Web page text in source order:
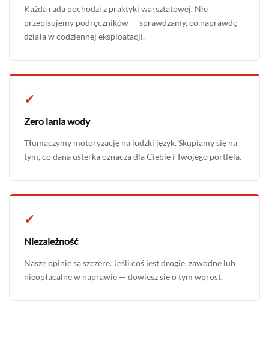
Każda rada pochodzi z praktyki warsztatowej. Nie
przepisujemy podręczników — sprawdzamy, co naprawdę
działa w codziennej eksploatacji.
✓
Zero lania wody
Tłumaczymy motoryzację na ludzki język. Skupiamy się na
tym, co dana usterka oznacza dla Ciebie i Twojego portfela.
✓
Niezależność
Nasze opinie są szczere. Jeśli coś jest drogie, zawodne lub
nieopłacalne w naprawie — dowiesz się o tym wprost.